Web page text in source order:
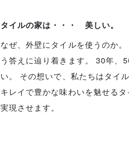
タイルの家は・・・ 美しい。
なぜ、外壁にタイルを使うのか
う答えに辿り着きます。 30年、
い。 その想いで、私たちはタイ
キレイで豊かな味わいを魅せる
実現させます。